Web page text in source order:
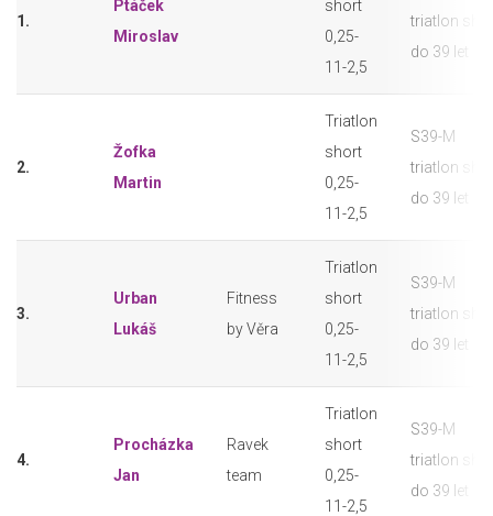
1.
Ptáček
Miroslav
short
0,25-
11-2,5
triatlon
do 39 let
2.
Žofka
Martin
Triatlon
short
0,25-
11-2,5
S39-M
triatlon
do 39 let
3.
Urban
Lukáš
Fitness
by Věra
Triatlon
short
0,25-
11-2,5
S39-M
triatlon
do 39 let
4.
Procházka
Jan
Ravek
team
Triatlon
short
0,25-
11-2,5
S39-M
triatlon
do 39 let